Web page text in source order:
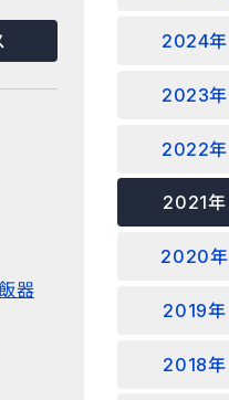
器
2024年
2023年
2022年
2021年
2020年
2019年
2018年